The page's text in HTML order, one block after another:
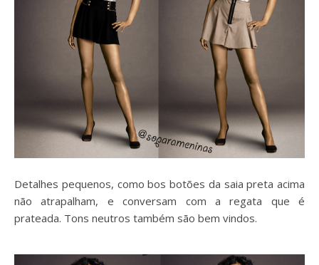
Detalhes pequenos, como bos botões da saia preta acima
não atrapalham, e conversam com a regata que é
prateada. Tons neutros também são bem vindos.